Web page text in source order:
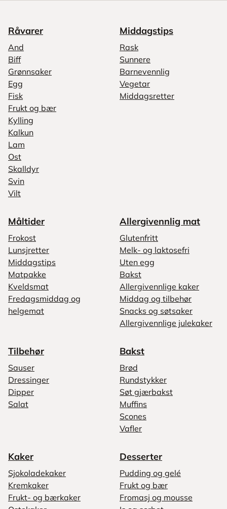
Råvarer
And
Biff
Grønnsaker
Egg
Fisk
Frukt og bær
Kylling
Kalkun
Lam
Ost
Skalldyr
Svin
Vilt
Middagstips
Rask
Sunnere
Barnevennlig
Vegetar
Middagsretter
Måltider
Frokost
Lunsjretter
Middagstips
Matpakke
Kveldsmat
Fredagsmiddag og
helgemat
Allergivennlig mat
Glutenfritt
Melk- og laktosefri
Uten egg
Bakst
Allergivennlige kaker
Middag og tilbehør
Snacks og søtsaker
Allergivennlige julekaker
Tilbehør
Sauser
Dressinger
Dipper
Salat
Bakst
Brød
Rundstykker
Søt gjærbakst
Muffins
Scones
Vafler
Kaker
Sjokoladekaker
Kremkaker
Frukt- og bærkaker
Desserter
Pudding og gelé
Frukt og bær
Fromasj og mousse